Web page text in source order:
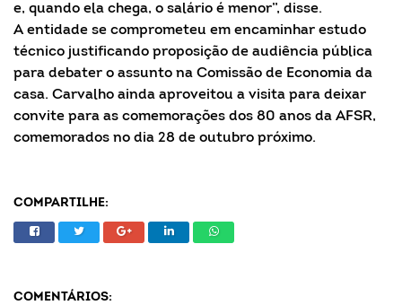
e, quando ela chega, o salário é menor”, disse.
A entidade se comprometeu em encaminhar estudo
técnico justificando proposição de audiência pública
para debater o assunto na Comissão de Economia da
casa. Carvalho ainda aproveitou a visita para deixar
convite para as comemorações dos 80 anos da AFSR,
comemorados no dia 28 de outubro próximo.
COMPARTILHE:
COMENTÁRIOS: